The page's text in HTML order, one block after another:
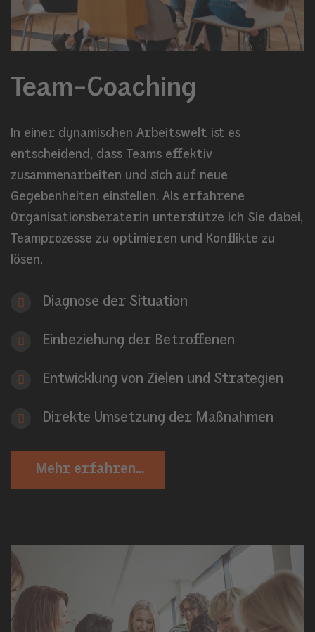
Team-Coaching
In einer dynamischen Arbeitswelt ist es
entscheidend, dass Teams effektiv
zusammenarbeiten und sich auf neue
Gegebenheiten einstellen. Als erfahrene
Organisationsberaterin unterstütze ich Sie dabei,
Teamprozesse zu optimieren und Konflikte zu
lösen.
Diagnose der Situation
Einbeziehung der Betroffenen
Entwicklung von Zielen und Strategien
Direkte Umsetzung der Maßnahmen
Mehr erfahren...